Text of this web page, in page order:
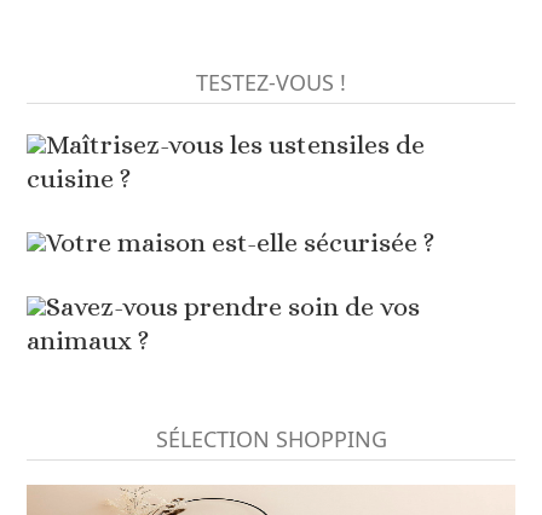
TESTEZ-VOUS !
Maîtrisez-vous les ustensiles de
cuisine ?
Votre maison est-elle sécurisée ?
Savez-vous prendre soin de vos
animaux ?
SÉLECTION SHOPPING